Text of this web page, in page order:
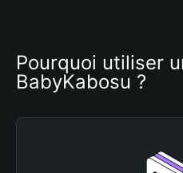
Pourquoi utiliser
BabyKabosu ?